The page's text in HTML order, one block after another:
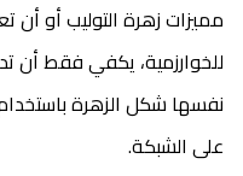
مميزات زهرة التوليب أو أن
للخوارزمية، يكفي فقط أن
نفسها شكل الزهرة
على الشبكة.